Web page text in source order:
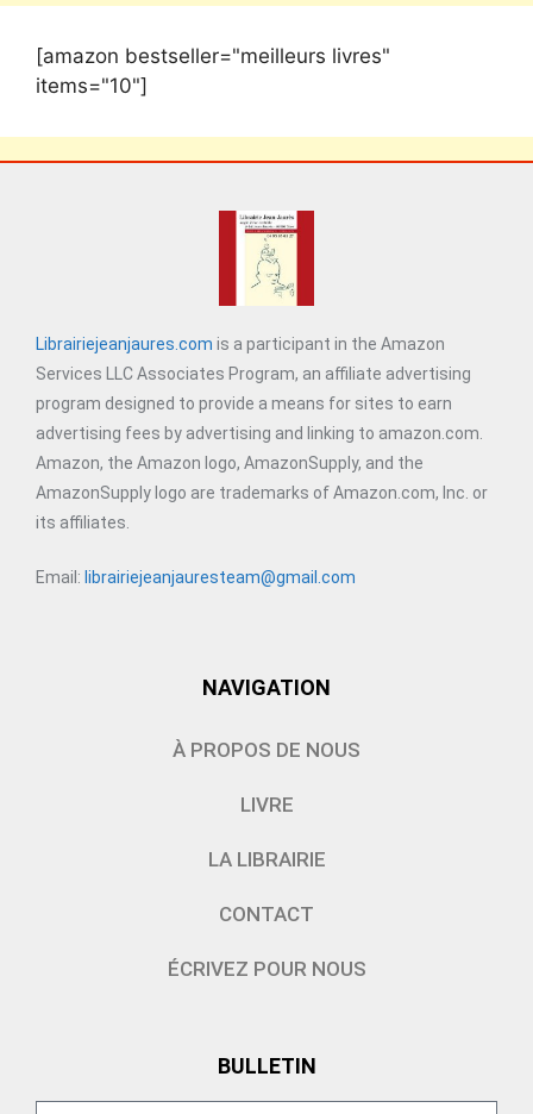
[amazon bestseller="meilleurs livres"
items="10"]
Librairiejeanjaures.com is a participant in the Amazon
Services LLC Associates Program, an affiliate advertising
program designed to provide a means for sites to earn
advertising fees by advertising and linking to amazon.com.
Amazon, the Amazon logo, AmazonSupply, and the
AmazonSupply logo are trademarks of Amazon.com, Inc. or
its affiliates.
Email: librairiejeanjauresteam@gmail.com
NAVIGATION
À PROPOS DE NOUS
LIVRE
LA LIBRAIRIE
CONTACT
ÉCRIVEZ POUR NOUS
BULLETIN